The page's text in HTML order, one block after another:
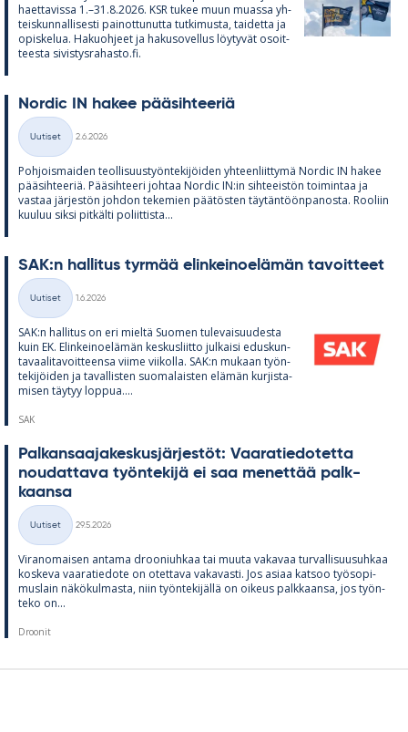
haet­ta­vissa 1.–31.8.2026. KSR tu­kee muun muassa yh­
teis­kun­nal­li­sesti pai­not­tu­nutta tut­ki­musta, tai­detta ja
opis­ke­lua. Ha­kuoh­jeet ja ha­kuso­vel­lus löy­ty­vät osoit­
teesta si­vis­tys­ra­hasto.fi.
Nor­dic IN ha­kee pää­sih­tee­riä
Kategoriat
Uutiset
2.6.2026
Poh­jois­mai­den teol­li­suus­työn­te­ki­jöi­den yh­teen­liit­tymä Nor­dic IN ha­kee
pää­sih­tee­riä. Pää­sih­teeri joh­taa Nor­dic IN:in sih­tee­is­tön toi­min­taa ja
vas­taa jär­jes­tön joh­don te­ke­mien pää­tös­ten täy­tän­töön­pa­nosta. Roo­liin
kuu­luu siksi pit­kälti po­liit­tista...
SAK:n hal­li­tus tyr­mää elin­kei­noe­lä­män ta­voit­teet
Kategoriat
Uutiset
1.6.2026
SAK:n hal­li­tus on eri mieltä Suo­men tu­le­vai­suu­desta
kuin EK. Elin­kei­noe­lä­män kes­kus­liitto jul­kaisi edus­kun­
ta­vaa­li­ta­voit­teensa viime vii­kolla. SAK:n mu­kaan työn­
te­ki­jöi­den ja ta­val­lis­ten suo­ma­lais­ten elä­män kur­jis­ta­
mi­sen täy­tyy lop­pua....
SAK
Pal­kan­saa­ja­kes­kus­jär­jes­töt: Vaa­ra­tie­do­tetta
nou­dat­tava työn­te­kijä ei saa me­net­tää palk­
kaansa
Kategoriat
Uutiset
29.5.2026
Vi­ran­omai­sen an­tama droo­niuh­kaa tai muuta va­ka­vaa tur­val­li­suusuh­kaa
kos­keva vaa­ra­tie­dote on otet­tava va­ka­vasti. Jos asiaa kat­soo työ­so­pi­
mus­lain nä­kö­kul­masta, niin työn­te­ki­jällä on oi­keus palk­kaansa, jos työn­
teko on...
Droonit